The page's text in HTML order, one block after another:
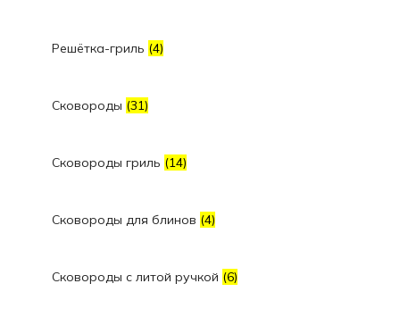
Решётка-гриль (4)
Сковороды (31)
Сковороды гриль (14)
Сковороды для блинов (4)
Сковороды с литой ручкой (6)